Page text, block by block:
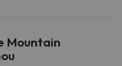
Mountain